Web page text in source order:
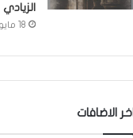
الزيادي
18 مايو، 2026
اخر الاضافات